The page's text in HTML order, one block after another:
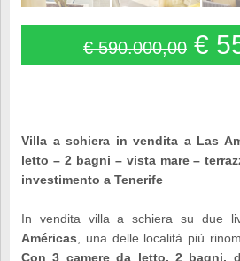
€ 590.000,00 €
Villa a schiera in vendita a Las
letto – 2 bagni – vista mare –
investimento a Tenerife
In vendita villa a schiera su due
Américas , una delle località più
Con 3 camere da letto, 2 bagni,